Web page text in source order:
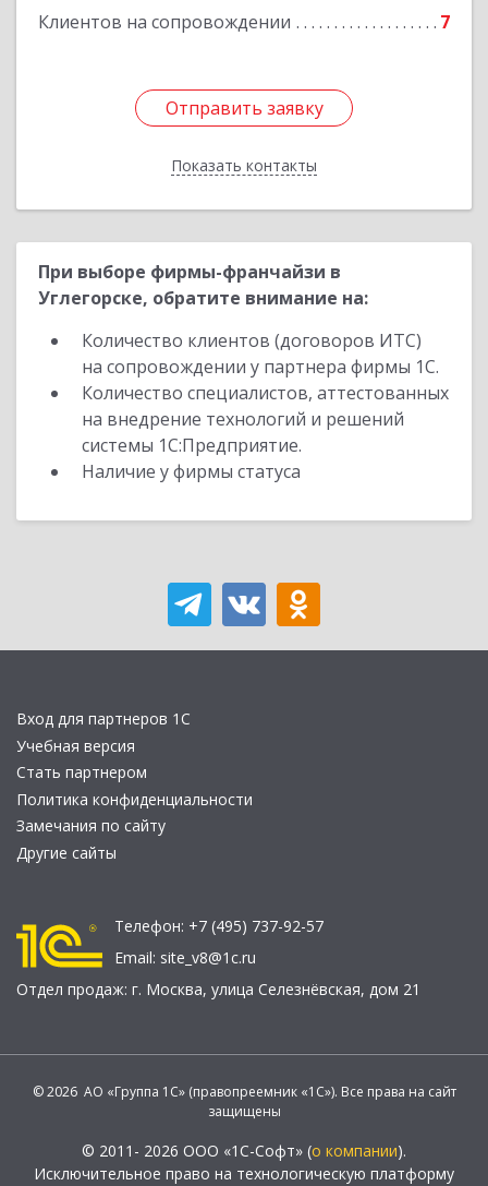
Клиентов на сопровождении 7
Отправить заявку
Показать контакты
Отправить заявку
Назад
При выборе фирмы-франчайзи в
Углегорске, обратите внимание на:
Количество клиентов (договоров ИТС)
на сопровождении у партнера фирмы 1С.
Количество специалистов, аттестованных
на внедрение технологий и решений
системы 1С:Предприятие.
Наличие у фирмы статуса
Вход для партнеров 1С
Учебная версия
Стать партнером
Политика конфиденциальности
Замечания по сайту
Другие сайты
Телефон: +7 (495) 737-92-57
Email: site_v8@1c.ru
Отдел продаж: г. Москва, улица Селезнёвская, дом 21
© 2026 АО «Группа 1С» (правопреемник «1С»). Все права на сайт
защищены
© 2011- 2026 ООО «1С-Софт» (о компании).
Исключительное право на технологическую платформу